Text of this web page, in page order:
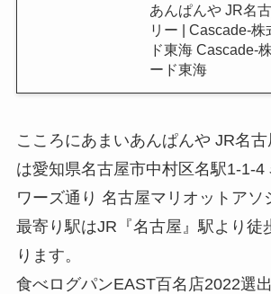
あんぱんや JR名
リー | Cascade-
ド東海 Cascade-
ード東海
こころにあまいあんぱんや JR名
は愛知県名古屋市中村区名駅1-1-4
ワーズ通り 名古屋マリオットアソ
最寄り駅はJR『名古屋』駅より徒
ります。
食べログパンEAST百名店2022選